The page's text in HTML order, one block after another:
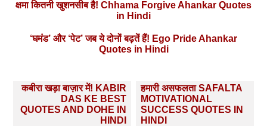
क्षमा कितनी खुशनसीब है! Chhama Forgive Ahankar Quotes
in Hindi
‘घमंड’ और ‘पेट’ जब ये दोनों बढ़तें हैं! Ego Pride Ahankar
Quotes in Hindi
Post
navigation
कबीरा खड़ा बाज़ार में! KABIR
DAS KE BEST
QUOTES AND DOHE IN
HINDI
हमारी असफलता SAFALTA
MOTIVATIONAL
SUCCESS QUOTES IN
HINDI